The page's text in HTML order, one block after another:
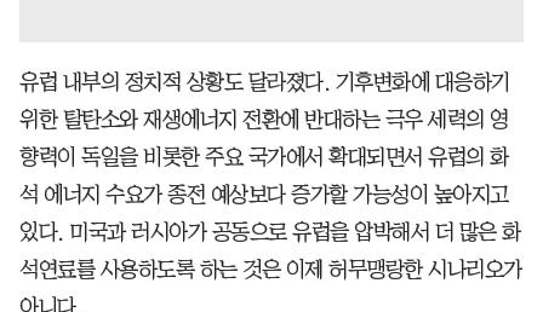
유럽 내부의 정치적 상황도 달라졌다. 기후변화에 대응하기
위한 탈탄소와 재생에너지 전환에 반대하는 극우 세력의 영
향력이 독일을 비롯한 주요 국가에서 확대되면서 유럽의 화
석 에너지 수요가 종전 예상보다 증가할 가능성이 높아지고
있다. 미국과 러시아가 공동으로 유럽을 압박해서 더 많은 화
석연료를 사용하도록 하는 것은 이제 허무맹랑한 시나리오가
아니다.